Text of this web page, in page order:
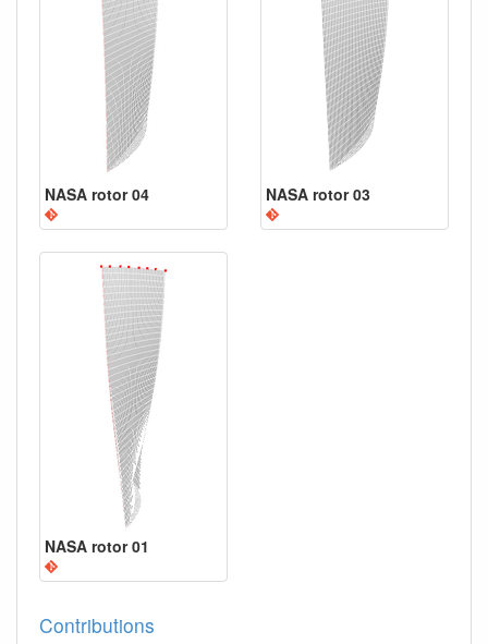
NASA rotor 04 NASA rotor 03
NASA rotor 01
Contributions